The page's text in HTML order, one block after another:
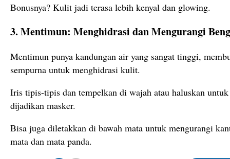
Bonusnya? Kulit jadi terasa lebih kenyal dan glowing.
3. Mentimun: Menghidrasi dan Mengurangi
Mentimun punya kandungan air yang sangat tinggi,
sempurna untuk menghidrasi kulit.
Iris tipis-tipis dan tempelkan di wajah atau haluskan untuk
dijadikan masker.
Bisa juga diletakkan di bawah mata untuk mengurangi
mata dan mata panda.